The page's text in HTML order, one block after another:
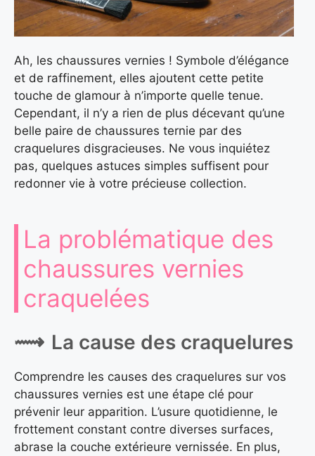
Ah, les chaussures vernies ! Symbole d’élégance
et de raffinement, elles ajoutent cette petite
touche de glamour à n’importe quelle tenue.
Cependant, il n’y a rien de plus décevant qu’une
belle paire de chaussures ternie par des
craquelures disgracieuses. Ne vous inquiétez
pas, quelques astuces simples suffisent pour
redonner vie à votre précieuse collection.
La problématique des
chaussures vernies
craquelées
La cause des craquelures
Comprendre les causes des craquelures sur vos
chaussures vernies est une étape clé pour
prévenir leur apparition. L’usure quotidienne, le
frottement constant contre diverses surfaces,
abrase la couche extérieure vernissée. En plus,